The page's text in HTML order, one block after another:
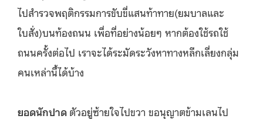
ไปสำรวจพฤติกรรมการขับขี่แสนท้าทาย(ยมบาลและ
ใบสั่ง)บนท้องถนน เพื่อที่อย่างน้อยๆ หากต้องใช้รถใช้
ถนนครั้งต่อไป เราจะได้ระมัดระวังหาทางหลีกเลี่ยงกลุ่ม
คนเหล่านี้ได้บ้าง
ยอดนักปาด ตัวอยู่ซ้ายใจไปขวา ขอนุญาตข้ามเลนไป